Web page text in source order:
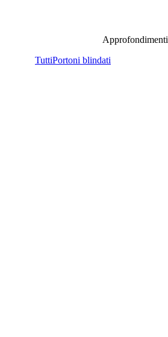
Approfondimenti
TuttiPortoni blindati